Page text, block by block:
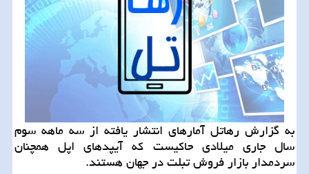
به گزارش رهاتل آمارهای انتشار یافته از سه ماهه سوم
سال جاری میلادی حاكیست كه آیپدهای اپل همچنان
سردمدار بازار فروش تبلت در جهان هستند.